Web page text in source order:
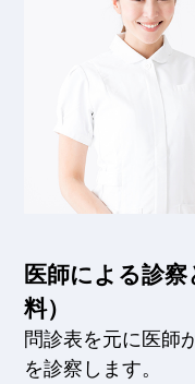
医師による診
料）
問診表を元に医師
を診察します。